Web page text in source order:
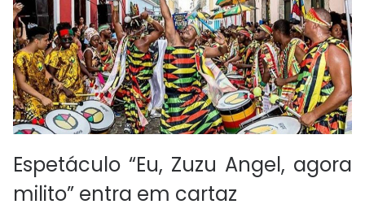
Espetáculo “Eu, Zuzu Angel, agora
milito” entra em cartaz